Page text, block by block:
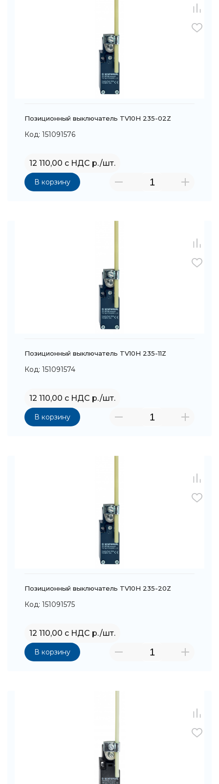
Позиционный выключатель TV10H 235-02Z
Код: 151091576
12 110,00 с НДС р./шт.
В корзину
Позиционный выключатель TV10H 235-11Z
Код: 151091574
12 110,00 с НДС р./шт.
В корзину
Позиционный выключатель TV10H 235-20Z
Код: 151091575
12 110,00 с НДС р./шт.
В корзину